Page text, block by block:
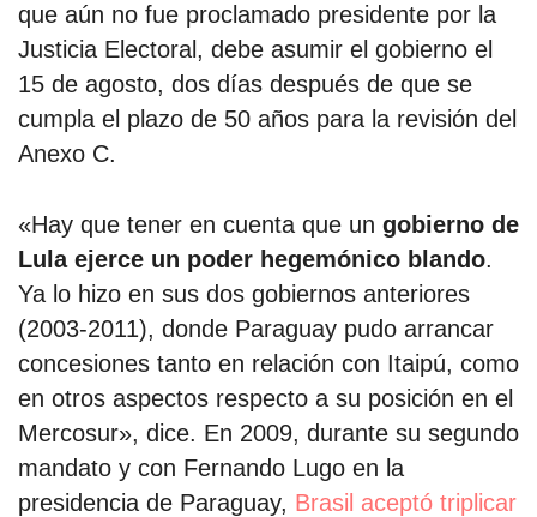
que aún no fue proclamado presidente por la
Justicia Electoral, debe asumir el gobierno el
15 de agosto, dos días después de que se
cumpla el plazo de 50 años para la revisión del
Anexo C.
«Hay que tener en cuenta que un gobierno de
Lula ejerce un poder hegemónico blando.
Ya lo hizo en sus dos gobiernos anteriores
(2003-2011), donde Paraguay pudo arrancar
concesiones tanto en relación con Itaipú, como
en otros aspectos respecto a su posición en el
Mercosur», dice. En 2009, durante su segundo
mandato y con Fernando Lugo en la
presidencia de Paraguay, Brasil aceptó triplicar